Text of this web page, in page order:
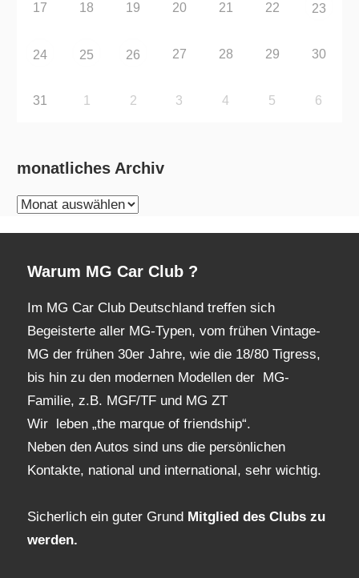
17 18 19 20 21 22 23
24 25 26 27 28 29 30
31 1 2 3 4 5 6
monatliches Archiv
monatliches
Warum MG Car Club ?
Im MG Car Club Deutschland treffen sich
Begeisterte aller MG-Typen, vom frühen Vintage-
MG der frühen 30er Jahre, wie die 18/80 Tigress,
bis hin zu den modernen Modellen der MG-
Familie, z.B. MGF/TF und MG ZT
Wir leben „the marque of friendship“.
Neben den Autos sind uns die persönlichen
Kontakte, national und international, sehr wichtig.
Sicherlich ein guter Grund Mitglied des Clubs zu
werden.